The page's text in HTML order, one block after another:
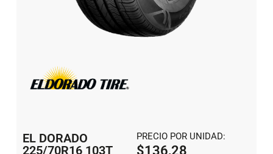
EL DORADO
225/70R16 103T
PRECIO POR UNIDAD:
$136,28